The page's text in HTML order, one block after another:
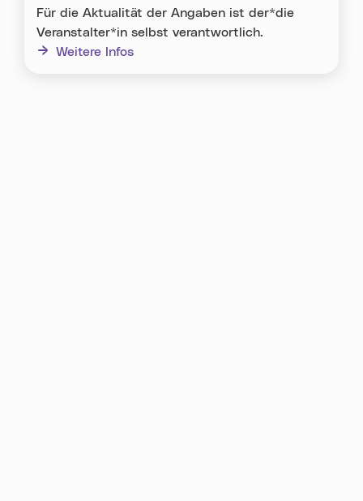
Für die Aktualität der Angaben ist der*die
Veranstalter*in selbst verantwortlich.
Weitere Infos